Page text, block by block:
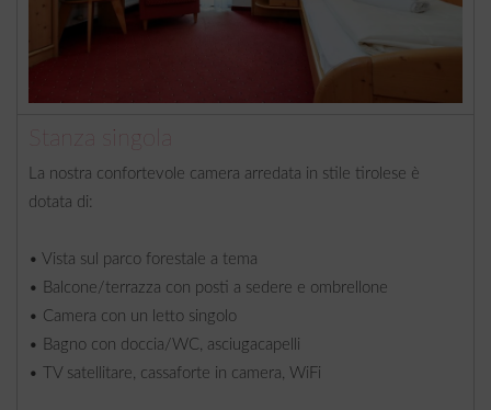
Stanza singola
La nostra confortevole camera arredata in stile tirolese è
dotata di:
• Vista sul parco forestale a tema
• Balcone/terrazza con posti a sedere e ombrellone
• Camera con un letto singolo
• Bagno con doccia/WC, asciugacapelli
• TV satellitare, cassaforte in camera, WiFi